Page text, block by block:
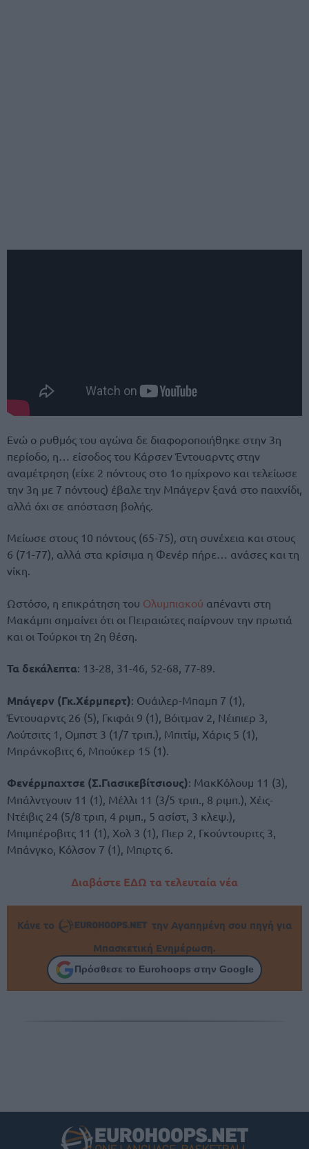
Ενώ ο ρυθμός του αγώνα δε διαφοροποιήθηκε στην 3η
περίοδο, η… είσοδος του Κάρσεν Έντουαρντς στην
αναμέτρηση (είχε 2 πόντους στο 1ο ημίχρονο και τελείωσε
την 3η με 7 πόντους) έβαλε την Μπάγερν ξανά στο παιχνίδι,
αλλά όχι σε απόσταση βολής.
Μείωσε στους 10 πόντους (65-75), στη συνέχεια και στους
6 (71-77), αλλά στα κρίσιμα η Φενέρ πήρε… ανάσες και τη
νίκη.
Ωστόσο, η επικράτηση του Ολυμπιακού απέναντι στη
Μακάμπι σημαίνει ότι οι Πειραιώτες παίρνουν την πρωτιά
και οι Τούρκοι τη 2η θέση.
Τα δεκάλεπτα: 13-28, 31-46, 52-68, 77-89.
Μπάγερν (Γκ.Χέρμπερτ): Ουάιλερ-Μπαμπ 7 (1),
Έντουαρντς 26 (5), Γκιφάι 9 (1), Βόιτμαν 2, Νέιπιερ 3,
Λούτσιτς 1, Ομπστ 3 (1/7 τριπ.), Μπιτίμ, Χάρις 5 (1),
Μπράνκοβιτς 6, Μπούκερ 15 (1).
Φενέρμπαχτσε (Σ.Γιασικεβίτσιους): ΜακΚόλουμ 11 (3),
Μπάλντγουιν 11 (1), Μέλλι 11 (3/5 τριπ., 8 ριμπ.), Χέις-
Ντέιβις 24 (5/8 τριπ, 4 ριμπ., 5 ασίστ, 3 κλεψ.),
Μπιμπέροβιτς 11 (1), Χολ 3 (1), Πιερ 2, Γκούντουριτς 3,
Μπάνγκο, Κόλσον 7 (1), Μπιρτς 6.
Διαβάστε ΕΔΩ τα τελευταία νέα
Κάνε το
την Αγαπημένη σου πηγή για
Μπασκετική Ενημέρωση.
Πρόσθεσε το Eurohoops στην Google